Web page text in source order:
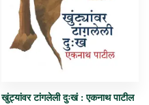
खुंट्यांवर टांगलेली दुःखं : एकनाथ पाटील